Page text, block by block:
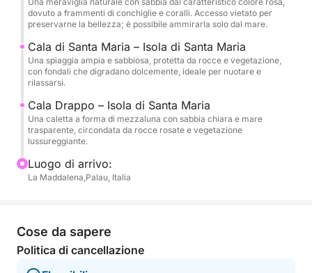
coppie, famiglie o gruppi di amici che vogliono
esplorare una delle zone più belle del Mediterraneo
in totale sicurezza e comfort.
Prenota ora il tuo posto e salpa con noi verso un
angolo di paradiso!
dovuto a frammenti di conchiglie e coralli. Accesso vietato per
preservarne la bellezza; è possibile ammirarla solo dal mare.
Cala di Santa Maria – Isola di Santa Maria
Una spiaggia ampia e sabbiosa, protetta da rocce e vegetazione,
con fondali che digradano dolcemente, ideale per nuotare e
rilassarsi.
Cala Drappo – Isola di Santa Maria
Una caletta a forma di mezzaluna con sabbia chiara e mare
trasparente, circondata da rocce rosate e vegetazione
lussureggiante.
Luogo di arrivo:
La Maddalena,Palau, Italia
Cose da sapere
Politica di cancellazione